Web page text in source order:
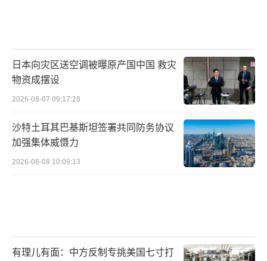
日本向灾区送空调被曝原产国中国 救灾
物资成摆设
2026-08-07 09:17:28
沙特土耳其巴基斯坦签署共同防务协议
加强集体威慑力
2026-08-08 10:09:13
有理儿有面：中方反制专挑美国七寸打